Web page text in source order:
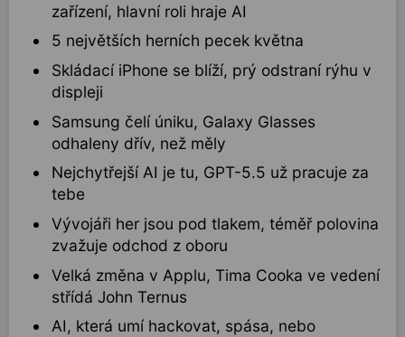
zařízení, hlavní roli hraje AI
5 největších herních pecek května
Skládací iPhone se blíží, prý odstraní rýhu v
displeji
Samsung čelí úniku, Galaxy Glasses
odhaleny dřív, než měly
Nejchytřejší AI je tu, GPT-5.5 už pracuje za
tebe
Vývojáři her jsou pod tlakem, téměř polovina
zvažuje odchod z oboru
Velká změna v Applu, Tima Cooka ve vedení
střídá John Ternus
AI, která umí hackovat, spása, nebo